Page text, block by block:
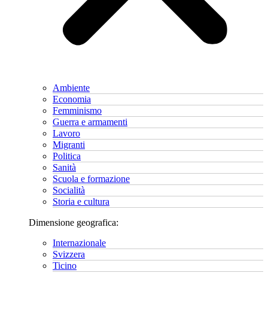
Ambiente
Economia
Femminismo
Guerra e armamenti
Lavoro
Migranti
Politica
Sanità
Scuola e formazione
Socialità
Storia e cultura
Dimensione geografica:
Internazionale
Svizzera
Ticino